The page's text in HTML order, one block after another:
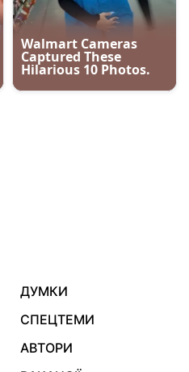
ДУМКИ
СПЕЦТЕМИ
АВТОРИ